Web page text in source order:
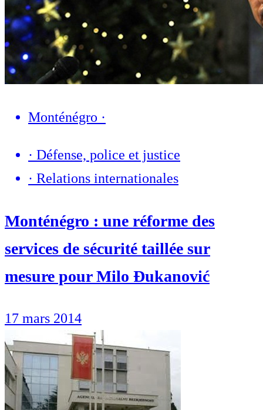
Monténégro ·
· Défense, police et justice
· Relations internationales
Monténégro : une réforme des
services de sécurité taillée sur
mesure pour Milo Đukanović
17 mars 2014